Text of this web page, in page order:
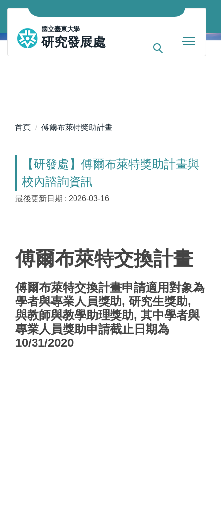
跳
主
內
國立臺東大學
研究發展處
首頁 傅爾布萊特獎助計畫
【研發處】傅爾布萊特獎助計畫與
校內諮詢資訊
最後更新日期 : 2026-03-16
傅爾布萊特交換計畫
傅爾布萊特交換計畫申請適用對象為
學者與專業人員獎助, 研究生獎助,
與教師與教學助理獎助, 其中學者與
專業人員獎助申請截止日期為
10/31/2020